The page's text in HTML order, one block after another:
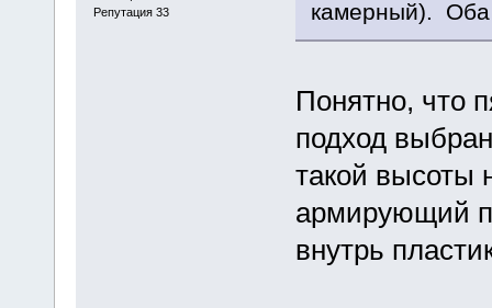
Репутация 33
камерный). Оба
Понятно, что
подход
такой высоты
армирующий
внутрь